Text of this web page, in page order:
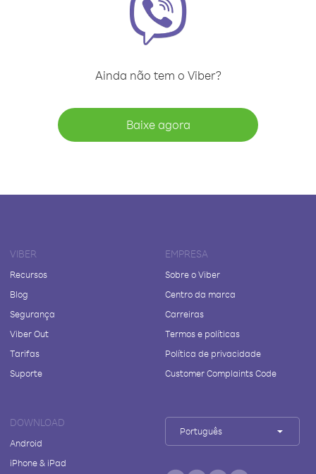
Ainda não tem o Viber?
Baixe agora
VIBER
Recursos
Blog
Segurança
Viber Out
Tarifas
Suporte
EMPRESA
Sobre o Viber
Centro da marca
Carreiras
Termos e políticas
Política de privacidade
Customer Complaints Code
DOWNLOAD
Android
iPhone & iPad
Português